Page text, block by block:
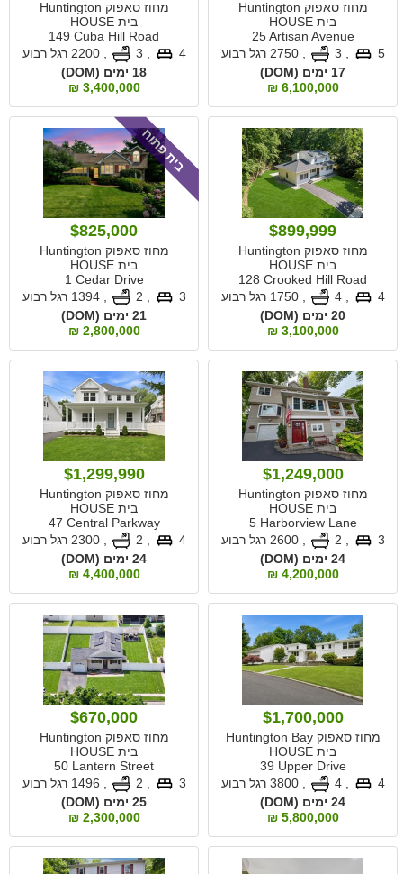
מחוז סאפוק Huntington
בית HOUSE
25 Artisan Avenue
5
,2750 רגל רבוע
17 ימים (DOM)
6,100,000 ₪
מחוז סאפוק Huntington
בית HOUSE
149 Cuba Hill Road
4
,2200 רגל רבוע
18 ימים (DOM)
3,400,000 ₪
$899,999
מחוז סאפוק Huntington
בית HOUSE
128 Crooked Hill Road
4
, 4
,1750 רגל רבוע
20 ימים (DOM)
3,100,000 ₪
בית פתוח
$825,000
מחוז סאפוק Huntington
בית HOUSE
1 Cedar Drive
3
,1394 רגל רבוע
21 ימים (DOM)
2,800,000 ₪
$1,249,000
מחוז סאפוק Huntington
בית HOUSE
5 Harborview Lane
3
,2600 רגל רבוע
24 ימים (DOM)
4,200,000 ₪
$1,299,990
מחוז סאפוק Huntington
בית HOUSE
47 Central Parkway
4
,2300 רגל רבוע
24 ימים (DOM)
4,400,000 ₪
$1,700,000
מחוז סאפוק Huntington Bay
בית HOUSE
39 Upper Drive
4
, 4
,3800 רגל רבוע
24 ימים (DOM)
5,800,000 ₪
$670,000
מחוז סאפוק Huntington
בית HOUSE
50 Lantern Street
3
1496 רגל רבוע
25 ימים (DOM)
2,300,000 ₪